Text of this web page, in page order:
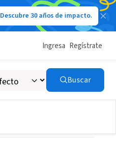
Descubre 30 años de impacto.
Ingresa Regístrate
Buscar